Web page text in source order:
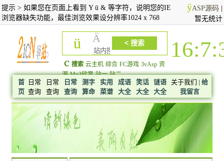
提示 > 如果您在页面上看到 Y ū & 等字符，说明您的IE
浏览器缺失功能，最佳浏览效果设分辨率1024 x 768
ÿASP源码
暂无统计
ü Ä
c 搜索 云主机 综合 FC游戏 3vAsp 资
源 Mp3欣赏 站一 站二
首
页
日常
查询
日常
查询
日常
查询
测字
算命
实用
菜谱
成语
大全
笑话
大全
谜语
大全
关于我们 | 给
我留言